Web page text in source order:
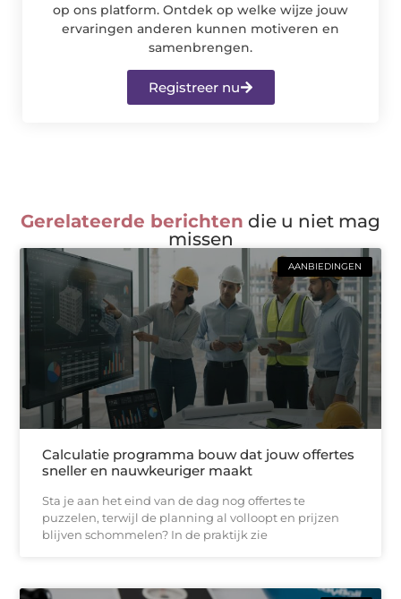
op ons platform. Ontdek op welke wijze jouw
ervaringen anderen kunnen motiveren en
samenbrengen.
Registreer nu
Gerelateerde berichten die u niet mag
missen
AANBIEDINGEN
Calculatie programma bouw dat jouw offertes
sneller en nauwkeuriger maakt
Sta je aan het eind van de dag nog offertes te
puzzelen, terwijl de planning al volloopt en prijzen
blijven schommelen? In de praktijk zie